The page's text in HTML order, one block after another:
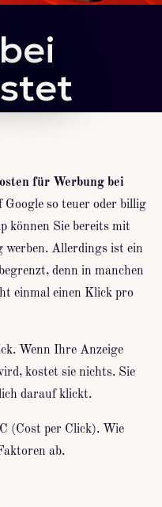
für Werbung bei
Google so teuer oder billig
können Sie bereits mit
werben. Allerdings ist ein
denn in manchen
einmal einen Klick pro
Wenn Ihre Anzeige
kostet sie nichts. Sie
darauf klickt.
(Cost per Click). Wie
ab.